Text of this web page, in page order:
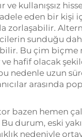
ve kullanışsız
eden bir kişi
zorlaşabilir.
sunduğu
Bu çim biçme
ve hafif olacak
nedenle uzun
arasında
bazen hemen
durum, eski
nedeniyle